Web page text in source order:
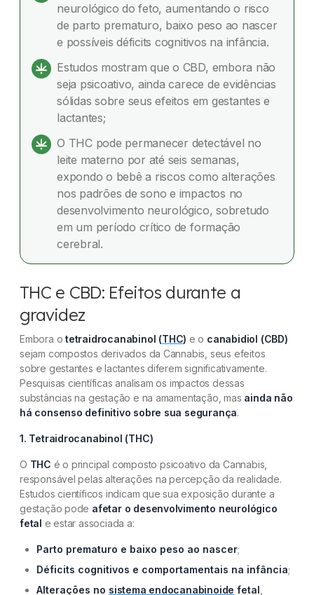
Dúvidas frequentes
neurológico do feto, aumentando o risco
de parto prematuro, baixo peso ao nascer
e possíveis déficits cognitivos na infância.
Estudos mostram que o CBD, embora não
seja psicoativo, ainda carece de evidências
sólidas sobre seus efeitos em gestantes e
lactantes;
O THC pode permanecer detectável no
leite materno por até seis semanas,
expondo o bebê a riscos como alterações
nos padrões de sono e impactos no
desenvolvimento neurológico, sobretudo
em um período crítico de formação
cerebral.
THC e CBD: Efeitos durante a
gravidez
Embora otetraidrocanabinol (THC) e o canabidiol (CBD)
sejam compostos derivados da Cannabis, seus efeitos
sobre gestantes e lactantes diferem significativamente.
Pesquisas científicas analisam os impactos dessas
substâncias na gestação e na amamentação, mas ainda não
há consenso definitivo sobre sua segurança.
1. Tetraidrocanabinol (THC)
O THC é o principal composto psicoativo da Cannabis,
responsável pelas alterações na percepção da realidade.
Estudos científicos indicam que sua exposição durante a
gestação pode afetar o desenvolvimento neurológico
fetal e estar associada a:
Parto prematuro e baixo peso ao nascer;
Déficits cognitivos e comportamentais na infância;
Alterações no sistema endocanabinoide fetal